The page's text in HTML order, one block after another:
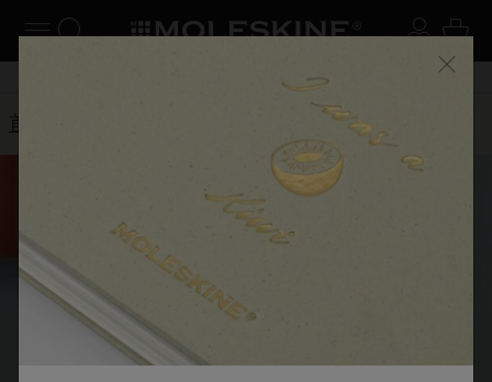
切換導航 登入
搜尋網站 購
購物滿 港幣 399元 即享免費送貨服務 關閉
單
您好，我們可以為
您提供什麼協助？